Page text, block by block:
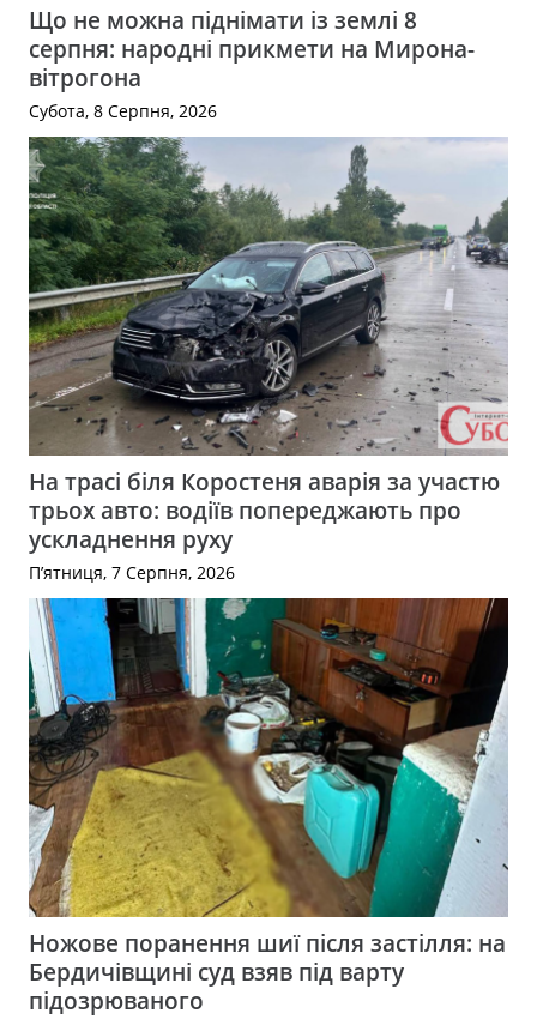
Що не можна піднімати із землі 8
серпня: народні прикмети на Мирона-
вітрогона
Субота, 8 Серпня, 2026
На трасі біля Коростеня аварія за участю
трьох авто: водіїв попереджають про
ускладнення руху
П’ятниця, 7 Серпня, 2026
Ножове поранення шиї після застілля: на
Бердичівщині суд взяв під варту
підозрюваного